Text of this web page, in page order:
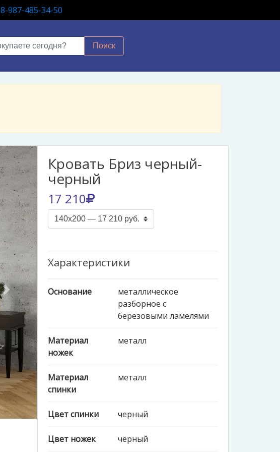
8-987-485-34-50
Поиск
Next
Кровать Бриз черный-
черный
17 210
Характеристики
Основание
металлическое
разборное с
березовыми ламелями
Материал
ножек
металл
Материал
спинки
металл
Цвет спинки черный
Цвет ножек черный